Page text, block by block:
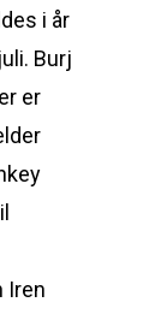
i år
Burj
er
Iren